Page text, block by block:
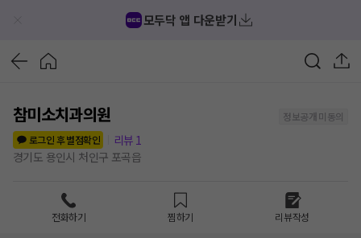
모두닥 앱 다운받기
참미소치과의원
정보공개 미동의
로그인 후 별점확인
리뷰 1
경기도 용인시 처인구 포곡읍
전화하기 찜하기 리뷰작성